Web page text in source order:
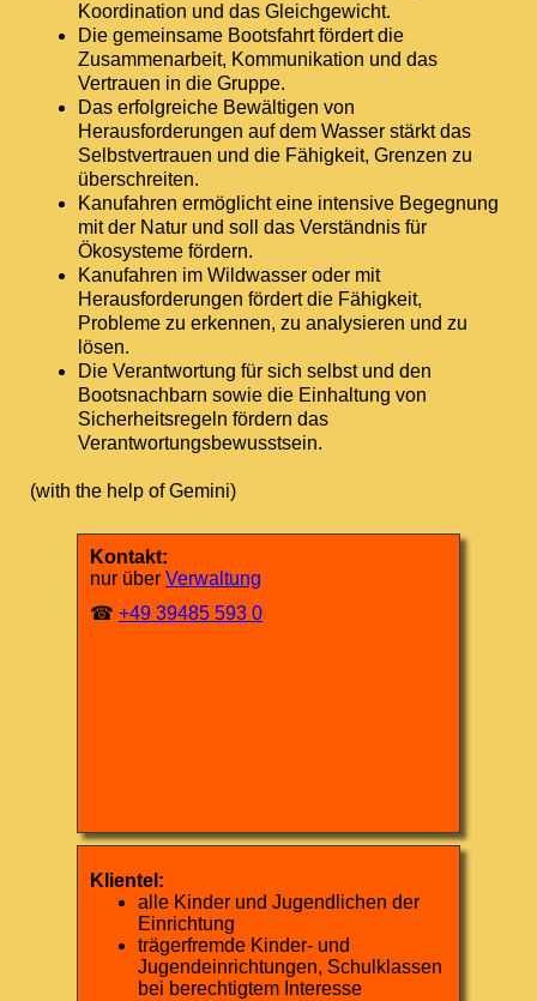
Koordination und das Gleichgewicht.
Die gemeinsame Bootsfahrt fördert die
Zusammenarbeit, Kommunikation und das
Vertrauen in die Gruppe.
Das erfolgreiche Bewältigen von
Herausforderungen auf dem Wasser stärkt das
Selbstvertrauen und die Fähigkeit, Grenzen zu
überschreiten.
Kanufahren ermöglicht eine intensive Begegnung
mit der Natur und soll das Verständnis für
Ökosysteme fördern.
Kanufahren im Wildwasser oder mit
Herausforderungen fördert die Fähigkeit,
Probleme zu erkennen, zu analysieren und zu
lösen.
Die Verantwortung für sich selbst und den
Bootsnachbarn sowie die Einhaltung von
Sicherheitsregeln fördern das
Verantwortungsbewusstsein.
(with the help of Gemini)
Kontakt:
nur über Verwaltung
☎ +49 39485 593 0
Klientel:
alle Kinder und Jugendlichen der
Einrichtung
trägerfremde Kinder- und
Jugendeinrichtungen, Schulklassen
bei berechtigtem Interesse